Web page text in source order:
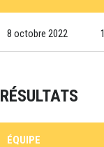
8 octobre 2022
RÉSULTATS
ÉQUIPE